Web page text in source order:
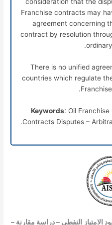
Franchise contracts may
agreement concerning
contract by resolution
2-There is no unified
countries which regulate
Keywords: Oil
Contracts Disputes –
الامتياز النفطي – دراسة مقارنة –